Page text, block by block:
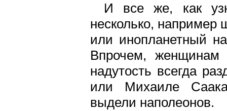
И все же, как
несколько,
или инопланетный
Впрочем,
надутость всегда
или Михаиле
выдели наполеонов.